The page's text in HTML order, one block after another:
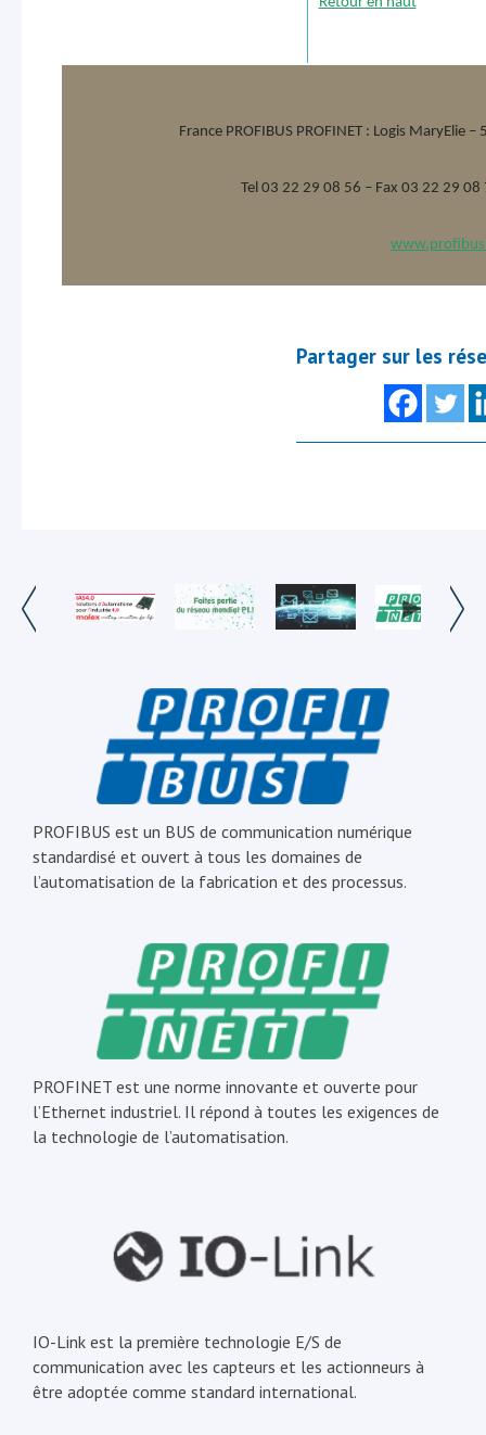
France PROFIBUS PROFINET : Logis MaryElie –
Tel 03 22 29 08 56 – Fax 03 22 29 08
Partager sur les
PROFIBUS est un BUS de communication numérique
standardisé et ouvert à tous les domaines de
l’automatisation de la fabrication et des processus.
PROFINET est une norme innovante et ouverte pour
l’Ethernet industriel. Il répond à toutes les exigences de
la technologie de l’automatisation.
IO-Link est la première technologie E/S de
communication avec les capteurs et les actionneurs à
être adoptée comme standard international.